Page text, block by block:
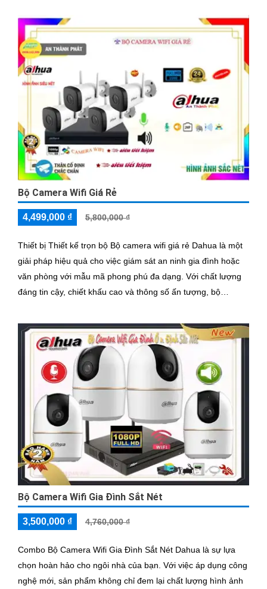
Bộ Camera Wifi Giá Rẻ
4,499,000 ₫ 5,800,000 ₫
Thiết bị Thiết kế trọn bộ Bộ camera wifi giá rẻ Dahua là một
giải pháp hiệu quả cho việc giám sát an ninh gia đình hoặc
văn phòng với mẫu mã phong phú đa dạng. Với chất lượng
đáng tin cậy, chiết khấu cao và thông số ấn tượng, bộ
Bộ Camera Wifi Gia Đình Sắt Nét
3,500,000 ₫ 4,760,000 ₫
Combo Bộ Camera Wifi Gia Đình Sắt Nét Dahua là sự lựa
chọn hoàn hảo cho ngôi nhà của bạn. Với việc áp dụng công
nghệ mới, sản phẩm không chỉ đem lại chất lượng hình ảnh